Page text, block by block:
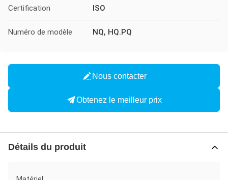
Certification ISO
Numéro de modèle NQ, HQ.PQ
Nous contacter
Obtenez le meilleur prix
Détails du produit